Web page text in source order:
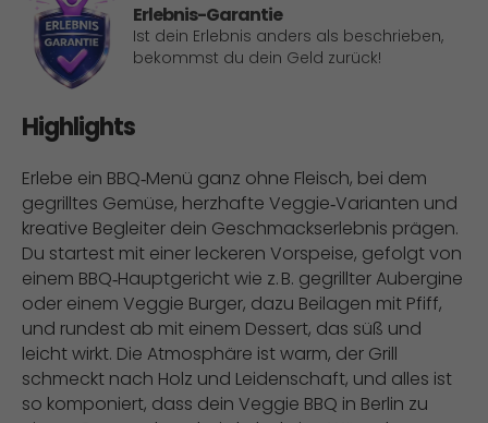
Erlebnis-Garantie
Ist dein Erlebnis anders als beschrieben,
bekommst du dein Geld zurück!
Highlights
Erlebe ein BBQ‑Menü ganz ohne Fleisch, bei dem
gegrilltes Gemüse, herzhafte Veggie‑Varianten und
kreative Begleiter dein Geschmackserlebnis prägen.
Du startest mit einer leckeren Vorspeise, gefolgt von
einem BBQ‑Hauptgericht wie z. B. gegrillter Aubergine
oder einem Veggie Burger, dazu Beilagen mit Pfiff,
und rundest ab mit einem Dessert, das süß und
leicht wirkt. Die Atmosphäre ist warm, der Grill
schmeckt nach Holz und Leidenschaft, und alles ist
so komponiert, dass dein Veggie BBQ in Berlin zu